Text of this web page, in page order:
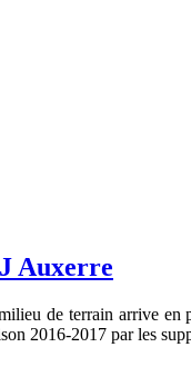
Auxerre
de terrain arrive en
2016-2017 par les